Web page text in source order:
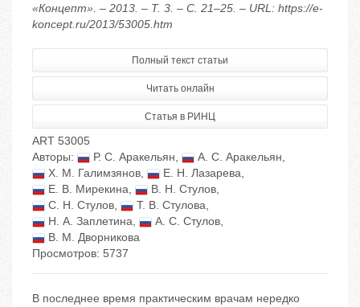
«Концепт». – 2013. – Т. 3. – С. 21–25. – URL: https://e-
koncept.ru/2013/53005.htm
Полный текст статьи
Читать онлайн
Статья в РИНЦ
ART 53005
Авторы:
Р. С. Аракельян, А. С. Аракельян,
Х. М. Галимзянов, Е. Н. Лазарева,
Е. В. Мирекина, В. Н. Стулов,
С. Н. Стулов, Т. В. Стулова,
Н. А. Заплетина, А. С. Стулов,
В. М. Дворникова
Просмотров: 5737
В последнее время практическим врачам нередко